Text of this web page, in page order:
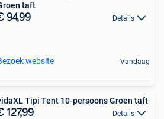
taft
94,99 Details
website Vandaag
Tipi Tent 10-persoons Groen taft
127,99 Details